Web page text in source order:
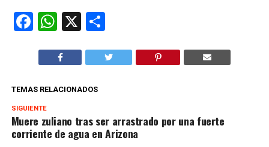
Facebook
WhatsApp
X Compartir
TEMAS RELACIONADOS
SIGUIENTE
Muere zuliano tras ser arrastrado por una fuerte
corriente de agua en Arizona